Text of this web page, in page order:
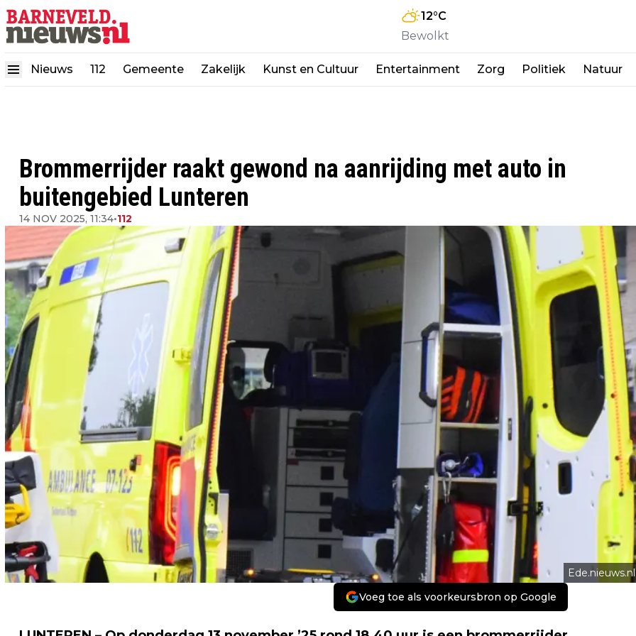
12°C
Bewolkt
Nieuws 112 Gemeente Zakelijk Kunst en Cultuur Entertainment Zorg Politiek Natuur
Brommerrijder raakt gewond na aanrijding met auto in
buitengebied Lunteren
14 NOV 2025, 11:34•112
Ede.nieuws.nl
Voeg toe als voorkeursbron op Google